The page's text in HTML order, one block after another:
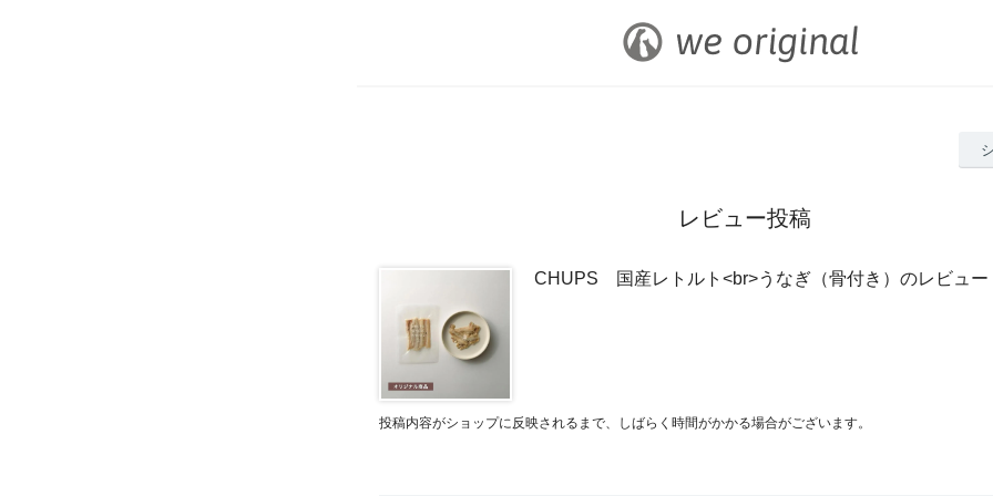
レビュー投稿
CHUPS 国産レトルト<br>うなぎ（骨付き）のレビュー
投稿内容がショップに反映されるまで、しばらく時間がかかる場合がございます。